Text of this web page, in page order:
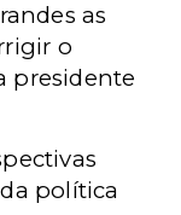
as
o
presidente
política